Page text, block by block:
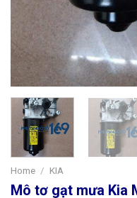
Home / KIA
Mô tơ gạt mưa Kia